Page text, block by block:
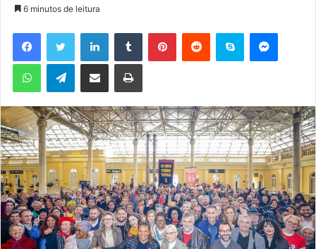
d
e
m
m
a
i
6 minutos de leitura
Telegram